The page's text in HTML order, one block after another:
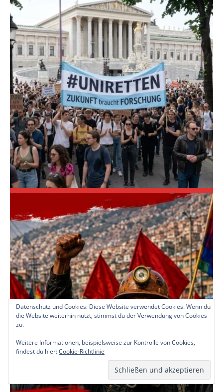
Datenschutz und Cookies: Diese Website verwendet Cookies. Wenn du
die Website weiterhin nutzt, stimmst du der Verwendung von Cookies
zu.
Weitere Informationen, beispielsweise zur Kontrolle von Cookies,
findest du hier:Cookie-Richtlinie